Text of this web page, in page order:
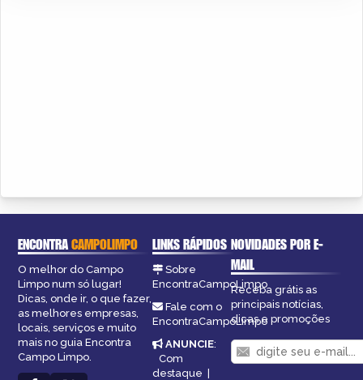
ENCONTRACAMPOLIMPO
O melhor do Campo
Limpo num só lugar!
Dicas, onde ir, o que fazer,
as melhores empresas,
locais, serviços e muito
mais no guia Encontra
Campo Limpo.
LINKS RÁPIDOS
Sobre
EncontraCampoLimpo
Fale com o
EncontraCampoLimpo
ANUNCIE:
Com
destaque |
NOVIDADES POR E-
MAIL
Receba grátis as
principais notícias,
dicas e promoções